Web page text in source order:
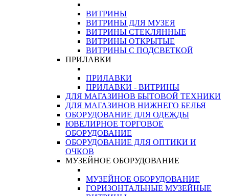
ВИТРИНЫ
ВИТРИНЫ ДЛЯ МУЗЕЯ
ВИТРИНЫ СТЕКЛЯННЫЕ
ВИТРИНЫ ОТКРЫТЫЕ
ВИТРИНЫ С ПОДСВЕТКОЙ
ПРИЛАВКИ
ПРИЛАВКИ
ПРИЛАВКИ - ВИТРИНЫ
ДЛЯ МАГАЗИНОВ БЫТОВОЙ ТЕХНИКИ
ДЛЯ МАГАЗИНОВ НИЖНЕГО БЕЛЬЯ
ОБОРУДОВАНИЕ ДЛЯ ОДЕЖДЫ
ЮВЕЛИРНОЕ ТОРГОВОЕ
ОБОРУДОВАНИЕ
ОБОРУДОВАНИЕ ДЛЯ ОПТИКИ И
ОЧКОВ
МУЗЕЙНОЕ ОБОРУДОВАНИЕ
МУЗЕЙНОЕ ОБОРУДОВАНИЕ
ГОРИЗОНТАЛЬНЫЕ МУЗЕЙНЫЕ